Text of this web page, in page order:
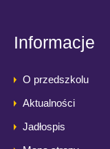
Informacje
O przedszkolu
Aktualności
Jadłospis